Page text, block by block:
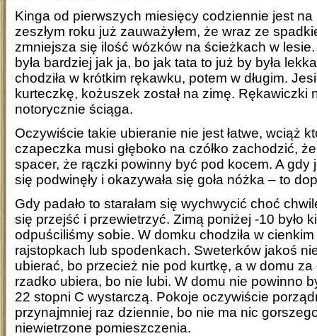
Kinga od pierwszych miesięcy codziennie jest na
zeszłym roku już zauważyłem, że wraz ze
zmniejsza się ilość wózków na ścieżkach w
była bardziej jak ja, bo jak tata to już by była
chodziła w krótkim rękawku, potem w długim.
kurteczkę, kożuszek został na zimę. Rękawiczki
notorycznie ściąga.
Oczywiście takie ubieranie nie jest łatwe, wciąż
czapeczka musi głęboko na czółko zachodzić,
spacer, że rączki powinny być pod kocem. A gdy
się podwinęły i okazywała się goła nóżka – to
Gdy padało to starałam się wychwycić choć
się przejść i przewietrzyć. Zimą poniżej -10 było
odpuściliśmy sobie. W domku chodziła w
rajstopkach lub spodenkach. Sweterków jakoś
ubierać, bo przecież nie pod kurtkę, a w domu za
rzadko ubiera, bo nie lubi. W domu nie powinno
22 stopni C wystarczą. Pokoje oczywiście
przynajmniej raz dziennie, bo nie ma nic
niewietrzone pomieszczenia.